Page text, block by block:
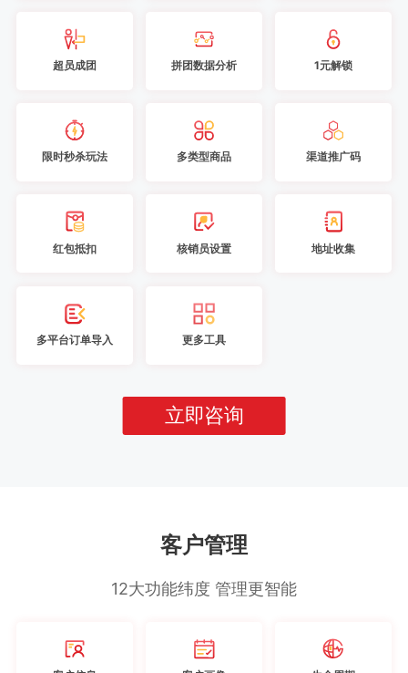
超员成团 拼团数据分析 1元解锁
限时秒杀玩法 多类型商品 渠道推广码
红包抵扣 核销员设置 地址收集
多平台订单导入 更多工具
立即咨询
客户管理
12大功能纬度 管理更智能